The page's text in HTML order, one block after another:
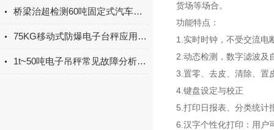
桥梁治超检测60吨固定式汽车轴重秤安装说明
75KG移动式防爆电子台秤应用特点
1t~50吨电子吊秤常见故障分析和处理
货场等场合。
功能特点：
1.实时时钟，不受交流电
2.动态检测，数字滤波及
3.置零、去皮、清除、置
4.键盘设定与校正
5.打印日报表、分类统计
6.汉字个性化打印：用户